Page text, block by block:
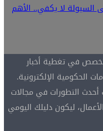
السيولة لا يكفي.. الأهم
في تغطية أخبار
الحكومية الإلكترونية.
التطورات في مجالات
ليكون دليلك اليومي